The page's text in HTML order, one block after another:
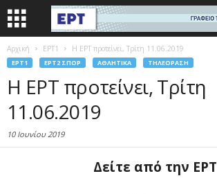
Αρχική EΡΤ1 Η ΕΡΤ προτείνει, Τρίτη 11.06.2019
EΡΤ1 EΡΤ2 ΣΠΟΡ ΑΘΛΗΤΙΚΆ ΤΗΛΕΌΡΑΣΗ
Η ΕΡΤ προτείνει, Τρίτη
11.06.2019
10 Ιουνίου 2019
Δείτε από την ΕΡΤ